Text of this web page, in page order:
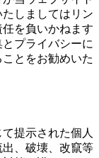
しましてはリン
を負いかねます
プライバシーに
とをお勧めいた
提示された個人
、破壊、改竄等